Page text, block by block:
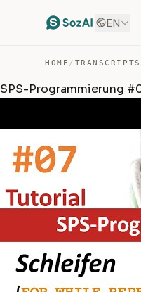
EN
HOME / TRANSCRIPTS
SPS-Programmierung